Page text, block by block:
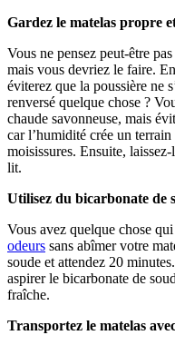
Gardez le matelas propre
Vous ne pensez peut-être
mais vous devriez le faire.
éviterez que la poussière ne
renversé quelque chose ?
chaude savonneuse, mais
car l’humidité crée un
moisissures. Ensuite,
lit.
Utilisez du bicarbonate de
Vous avez quelque chose
odeurs sans abîmer votre
soude et attendez 20
aspirer le bicarbonate de
fraîche.
Transportez le matelas